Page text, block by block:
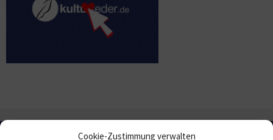
Cookie-Zustimmung verwalten